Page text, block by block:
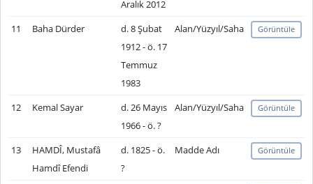
Aralık 2012
11 Baha Dürder
d. 8 Şubat
1912 - ö. 17
Temmuz
1983
Alan/Yüzyıl/Saha Görüntüle
12 Kemal Sayar
d. 26 Mayıs
1966 - ö. ?
Alan/Yüzyıl/Saha Görüntüle
13
HAMDÎ, Mustafâ
Hamdî Efendi
d. 1825 - ö.
?
Madde Adı Görüntüle